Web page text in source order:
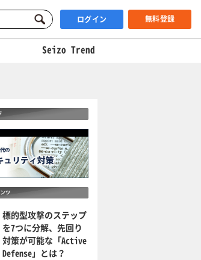
ログイン 無料登録
Seizo Trend
標的型攻撃のステップ
を7つに分解、先回り
対策が可能な「Active
Defense」とは？